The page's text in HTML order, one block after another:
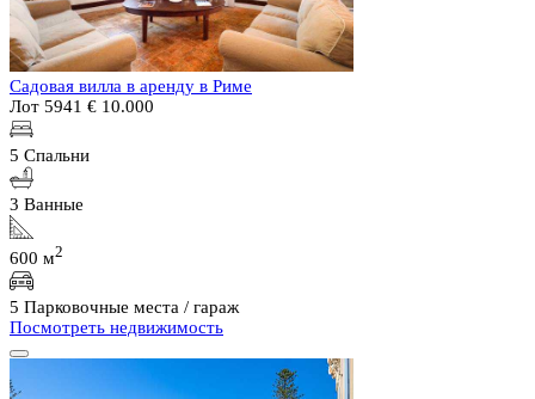
Садовая вилла в аренду в Риме
Лот 5941 € 10.000
5 Спальни
3 Ванные
600 м2
5 Парковочные места / гараж
Посмотреть недвижимость